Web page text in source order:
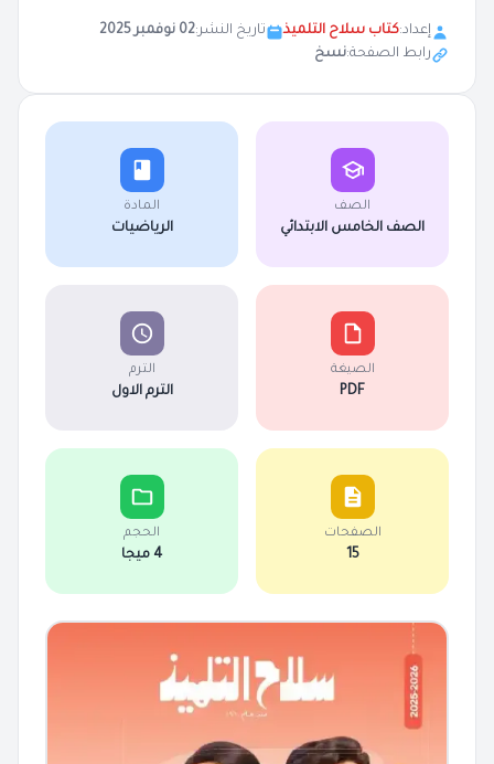
إعداد:كتاب سلاح التلميذ تاريخ النشر:02 نوفمبر 2025
رابط الصفحة:نسخ
الصف
الصف الخامس الابتدائي
المادة
الرياضيات
الصيغة
PDF
الترم
الترم الاول
الصفحات
15
الحجم
4 ميجا